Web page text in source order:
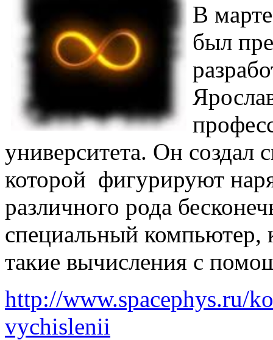
В
был
университета. Он создал
которой фигурируют
различного рода
специальный компьютер,
такие вычисления с
http://www.spacephys.ru/
vychislenii